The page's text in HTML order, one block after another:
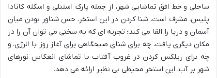
ساحلی و خط افق تماشایی شهر، از جمله پارک استنلی و اسکله کانادا
پلیس، مشرف است. شنا کردن در این استخر، حس شناور بودن میان
آسمان و دریا را القا می کند؛ تجربه ای که به سختی می توان آن را در
مکان دیگری یافت. چه برای شنای صبحگاهی برای آغاز روز با انرژی، و
چه برای ریلکس کردن در غروب آفتاب با تماشای انعکاس نورهای
شهر بر آب، این استخر محیطی بی نظیر ارائه می دهد.